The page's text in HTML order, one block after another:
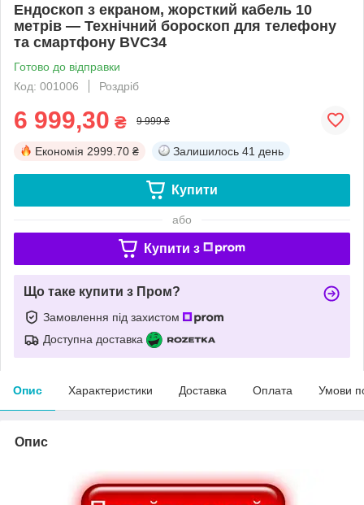
Ендоскоп з екраном, жорсткий кабель 10
метрів — Технічний бороскоп для телефону
та смартфону BVC34
Готово до відправки
Код: 001006
Роздріб
6 999,30 ₴ 9 999 ₴
Економія 2999.70 ₴ Залишилось 41 день
Купити
або
Купити з
Що таке купити з Пром?
Замовлення під захистом
Доступна доставка
Опис Характеристики Доставка Оплата Умови
Опис